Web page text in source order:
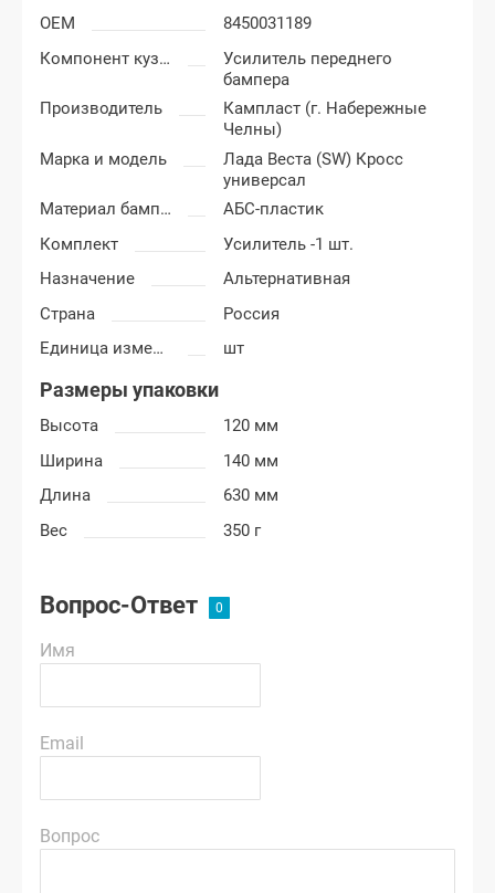
OEM
8450031189
Компонент кузова
Усилитель переднего
бампера
Производитель
Кампласт (г. Набережные
Челны)
Марка и модель
Лада Веста (SW) Кросс
универсал
Материал бампера
АБС-пластик
Комплект
Усилитель -1 шт.
Назначение
Альтернативная
Страна
Россия
Единица измерения
шт
Размеры упаковки
Высота
120 мм
Ширина
140 мм
Длина
630 мм
Вес
350 г
Вопрос-Ответ
Имя
Email
Вопрос